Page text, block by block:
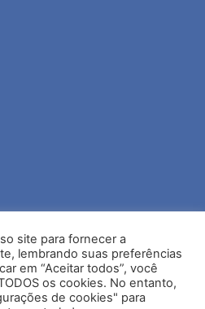
site para fornecer a
lembrando suas preferências
em “Aceitar todos”, você
os cookies. No entanto,
de cookies" para